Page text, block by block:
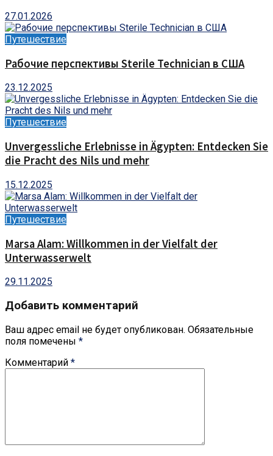
27.01.2026
Путешествие
Рабочие перспективы Sterile Technician в США
23.12.2025
Путешествие
Unvergessliche Erlebnisse in Ägypten: Entdecken Sie
die Pracht des Nils und mehr
15.12.2025
Путешествие
Marsa Alam: Willkommen in der Vielfalt der
Unterwasserwelt
29.11.2025
Добавить комментарий
Ваш адрес email не будет опубликован. Обязательные
поля помечены *
Комментарий *